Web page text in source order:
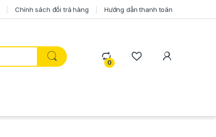
Chính sách đổi trả hàng Hướng dẫn thanh toán
0